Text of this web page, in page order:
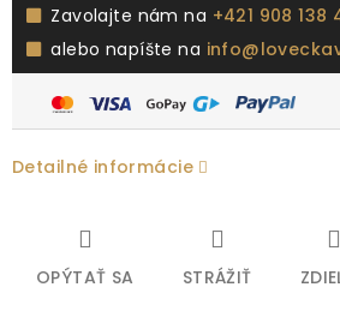
Zavolajte nám na +421 908 138
alebo napíšte na
Detailné informácie
OPÝTAŤ SA STRÁŽIŤ